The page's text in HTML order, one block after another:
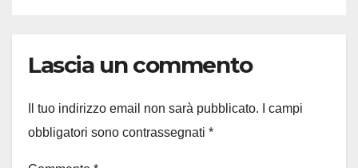
Lascia un commento
Il tuo indirizzo email non sarà pubblicato.
I campi
obbligatori sono contrassegnati *